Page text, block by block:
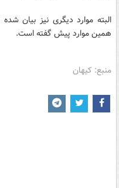
البته موارد دیگری نیز بیان
همین موارد پیش گفته است.
منبع: کیهان